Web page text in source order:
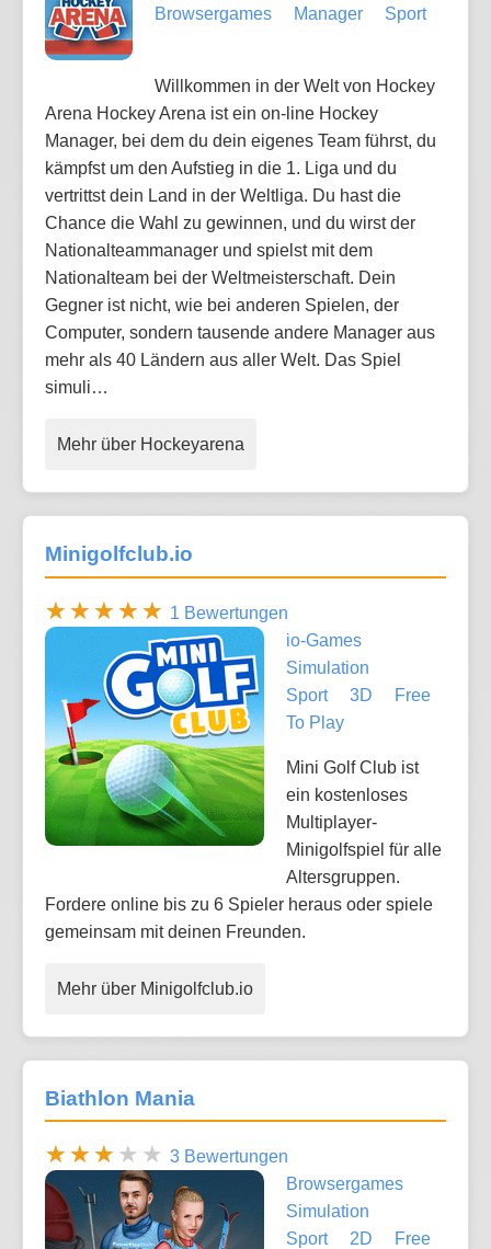
Browsergames Manager Sport
Willkommen in der Welt von Hockey
Arena Hockey Arena ist ein on-line Hockey
Manager, bei dem du dein eigenes Team führst, du
kämpfst um den Aufstieg in die 1. Liga und du
vertrittst dein Land in der Weltliga. Du hast die
Chance die Wahl zu gewinnen, und du wirst der
Nationalteammanager und spielst mit dem
Nationalteam bei der Weltmeisterschaft. Dein
Gegner ist nicht, wie bei anderen Spielen, der
Computer, sondern tausende andere Manager aus
mehr als 40 Ländern aus aller Welt. Das Spiel
simuli…
Mehr über Hockeyarena
Minigolfclub.io
1 Bewertungen
io-Games
Simulation
Sport
3D
Free
To Play
Mini Golf Club ist
ein kostenloses
Multiplayer-
Minigolfspiel für alle
Altersgruppen.
Fordere online bis zu 6 Spieler heraus oder spiele
gemeinsam mit deinen Freunden.
Mehr über Minigolfclub.io
Biathlon Mania
3 Bewertungen
Browsergames
Simulation
Sport
2D
Free